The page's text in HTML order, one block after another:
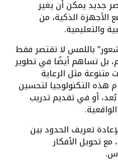
جديد يمكن أن يغير
الأجهزة الذكية، من
والتعليمية.
باللمس لا تقتصر فقط
بل تساهم أيضًا في تطوير
مثل الرعاية
هذه التكنولوجيا لتحسين
بُعد، أو في تقديم تدريب
تعريف الحدود بين
مع تحويل الأفكار